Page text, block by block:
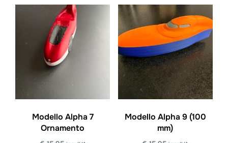
ha
più
varianti.
Le
possono
essere
scelte
nella
ha
più
varianti.
Le
opzioni
possono
essere
scelte
nella
Modello Alpha 7
Ornamento
Modello Alpha 9 (100
mm)